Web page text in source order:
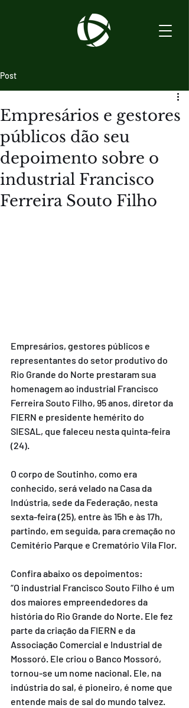
Post
Empresários e gestores
públicos dão seu
depoimento sobre o
industrial Francisco
Ferreira Souto Filho
Empresários, gestores públicos e
representantes do setor produtivo do
Rio Grande do Norte prestaram sua
homenagem ao industrial Francisco
Ferreira Souto Filho, 95 anos, diretor da
FIERN e presidente hemérito do
SIESAL, que faleceu nesta quinta-feira
(24).
O corpo de Soutinho, como era
conhecido, será velado na Casa da
Indústria, sede da Federação, nesta
sexta-feira (25), entre às 15h e às 17h,
partindo, em seguida, para cremação no
Cemitério Parque e Crematório Vila Flor.
Confira abaixo os depoimentos:
“O industrial Francisco Souto Filho é um
dos maiores empreendedores da
história do Rio Grande do Norte. Ele fez
parte da criação da FIERN e da
Associação Comercial e Industrial de
Mossoró. Ele criou o Banco Mossoró,
tornou-se um nome nacional. Ele, na
indústria do sal, é pioneiro, é nome que
entende mais de sal do mundo talvez.